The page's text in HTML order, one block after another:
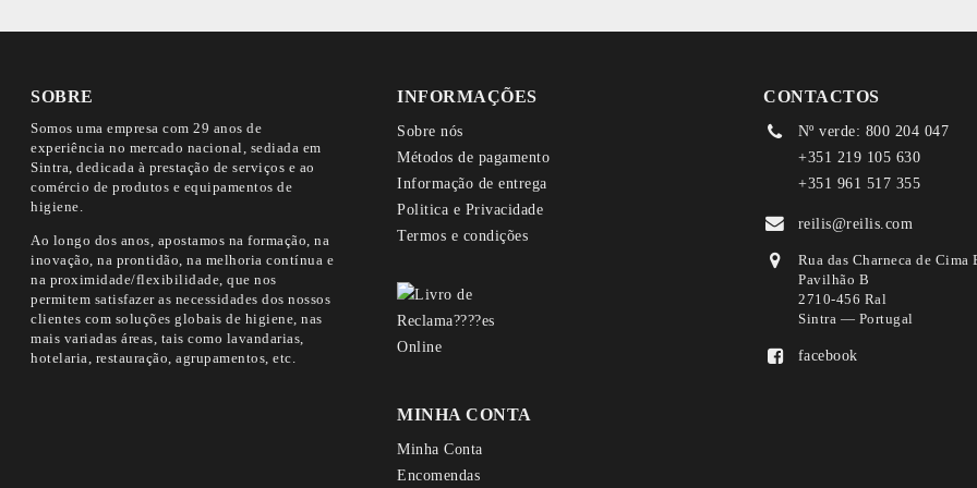
SOBRE
Somos uma empresa com 29 anos de
experiência no mercado nacional, sediada em
Sintra, dedicada à prestação de serviços e ao
comércio de produtos e equipamentos de
higiene.
Ao longo dos anos, apostamos na formação, na
inovação, na prontidão, na melhoria contínua e
na proximidade/flexibilidade, que nos
permitem satisfazer as necessidades dos nossos
clientes com soluções globais de higiene, nas
mais variadas áreas, tais como lavandarias,
hotelaria, restauração, agrupamentos, etc.
INFORMAÇÕES
Sobre nós
Métodos de pagamento
Informação de entrega
Politica e Privacidade
Termos e condições
MINHA CONTA
Minha Conta
Encomendas
CONTACTOS
Nº verde: 800 204 047
+351 219 105 630
+351 961 517 355
reilis@reilis.com
Rua das Charneca de Cima
Pavilhão B
2710-456 Ral
Sintra — Portugal
facebook